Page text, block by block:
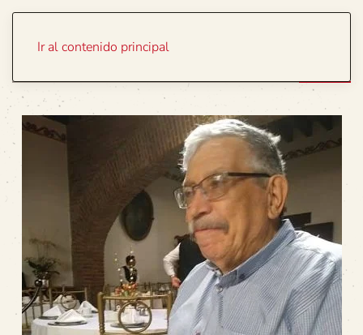
Ir al contenido principal